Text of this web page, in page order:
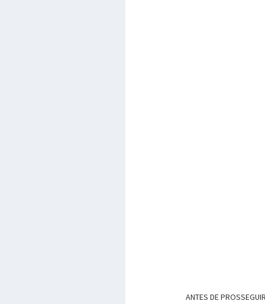
ANTES DE